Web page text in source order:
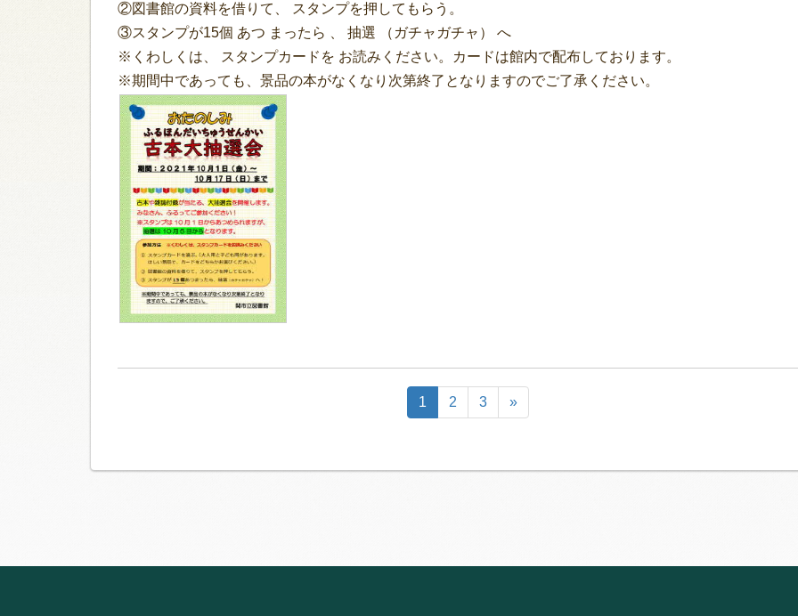
②図書館の資料を借りて、 スタンプを押してもらう。
③スタンプが15個 あつ まったら 、 抽選 （ガチャガチャ） へ
※くわしくは、 スタンプカードを お読みください。カードは館内で配布しております。
※期間中であっても、景品の本がなくなり次第終了となりますのでご了承ください。
1 2 3 »